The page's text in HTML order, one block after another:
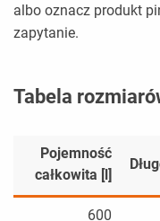
albo oznacz produkt
zapytanie.
Tabela
Pojemność
całkowita [l]
600